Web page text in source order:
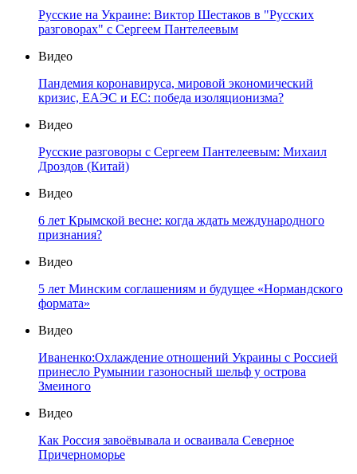
Русские на Украине: Виктор Шестаков в "Русских
разговорах" с Сергеем Пантелеевым
Видео
Пандемия коронавируса, мировой экономический
кризис, ЕАЭС и ЕС: победа изоляционизма?
Видео
Русские разговоры с Сергеем Пантелеевым: Михаил
Дроздов (Китай)
Видео
6 лет Крымской весне: когда ждать международного
признания?
Видео
5 лет Минским соглашениям и будущее «Нормандского
формата»
Видео
Иваненко:Охлаждение отношений Украины с Россией
принесло Румынии газоносный шельф у острова
Змеиного
Видео
Как Россия завоёвывала и осваивала Северное
Причерноморье